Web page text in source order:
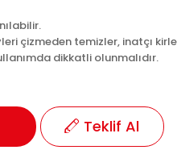
çizmeden temizler, inatçı
dikkatli olunmalıdır.
Teklif Al